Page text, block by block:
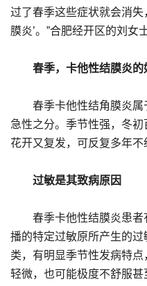
过了春季这些症状就会消失
膜炎’。”合肥经开区的刘女
春季，卡他性结膜炎的
春季卡他性结角膜炎属
急性之分。季节性强，冬
花开又复发，可反复多年不
过敏是其致病原因
春季卡他性结膜炎患者
播的特定过敏原所产生的
类，有明显季节性发病特
轻微，也可能极度不舒服